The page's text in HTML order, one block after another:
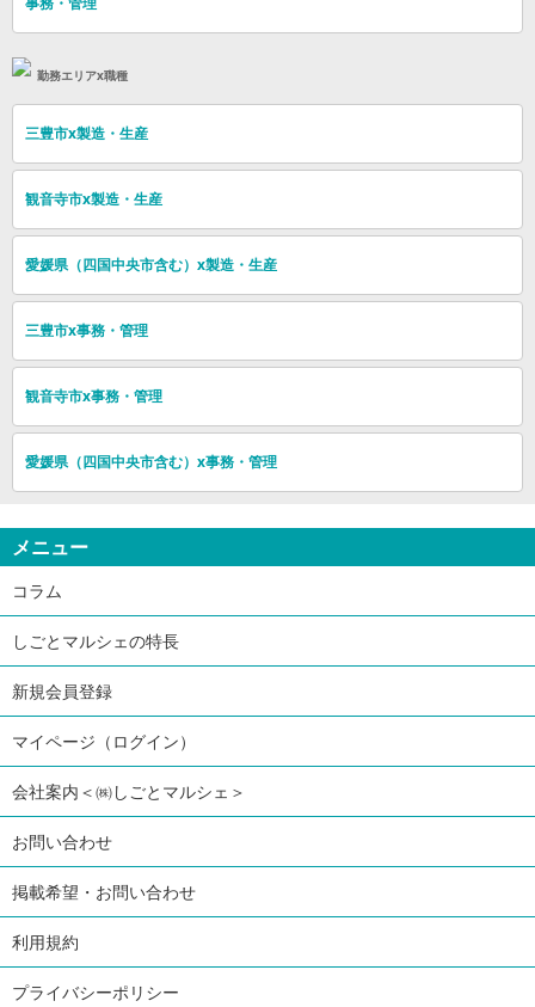
勤務エリアx職種
三豊市x製造・生産
観音寺市x製造・生産
愛媛県（四国中央市含む）x製造・生産
三豊市x事務・管理
観音寺市x事務・管理
愛媛県（四国中央市含む）x事務・管理
メニュー
コラム
しごとマルシェの特長
新規会員登録
マイページ（ログイン）
会社案内＜㈱しごとマルシェ＞
お問い合わせ
掲載希望・お問い合わせ
利用規約
プライバシーポリシー